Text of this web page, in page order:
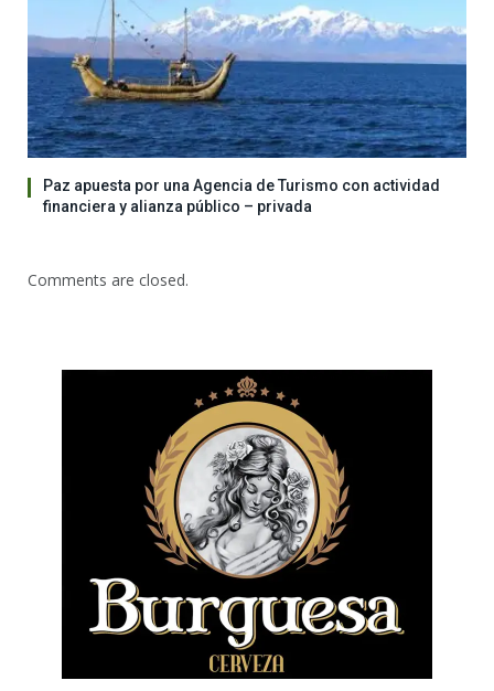
Paz apuesta por una Agencia de Turismo con actividad
financiera y alianza público – privada
Comments are closed.